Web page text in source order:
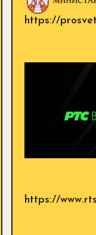
https://
https://